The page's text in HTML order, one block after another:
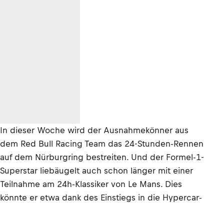
In dieser Woche wird der Ausnahmekönner aus
dem Red Bull Racing Team das 24-Stunden-Rennen
auf dem Nürburgring bestreiten. Und der Formel-1-
Superstar liebäugelt auch schon länger mit einer
Teilnahme am 24h-Klassiker von Le Mans. Dies
könnte er etwa dank des Einstiegs in die Hypercar-